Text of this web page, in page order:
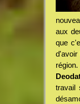
aux
que
d'avoir
région.
travail